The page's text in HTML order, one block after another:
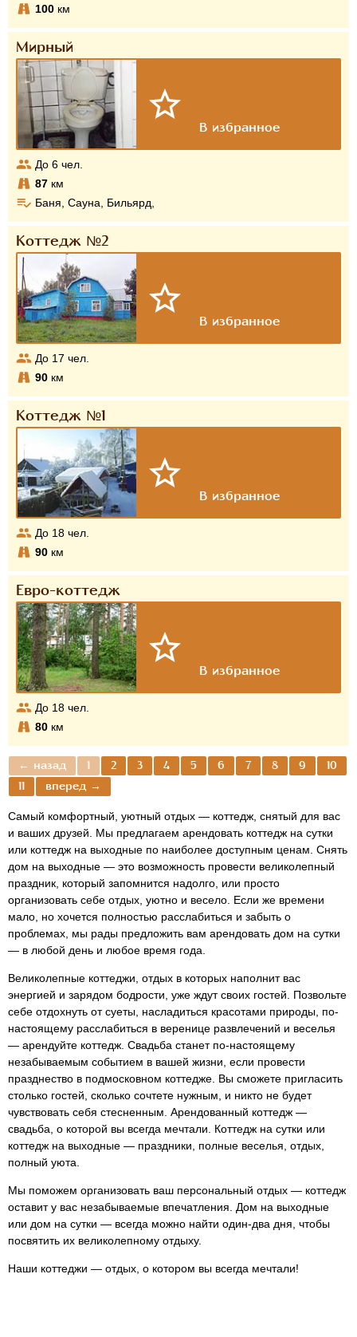
100 км
Мирный
До 6 чел.
87 км
Баня, Сауна, Бильярд,
Коттедж №2
До 17 чел.
90 км
Коттедж №1
До 18 чел.
90 км
Евро-коттедж
До 18 чел.
80 км
← назад 1 2 3 4 5 6 7 8 9
10
11
вперед →
Самый комфортный, уютный отдых — коттедж, снятый для вас
и ваших друзей. Мы предлагаем арендовать коттедж на сутки
или коттедж на выходные по наиболее доступным ценам. Снять
дом на выходные — это возможность провести великолепный
праздник, который запомнится надолго, или просто
организовать себе отдых, уютно и весело. Если же времени
мало, но хочется полностью расслабиться и забыть о
проблемах, мы рады предложить вам арендовать дом на сутки
— в любой день и любое время года.
Великолепные коттеджи, отдых в которых наполнит вас
энергией и зарядом бодрости, уже ждут своих гостей. Позвольте
себе отдохнуть от суеты, насладиться красотами природы, по-
настоящему расслабиться в веренице развлечений и веселья
— арендуйте коттедж. Свадьба станет по-настоящему
незабываемым событием в вашей жизни, если провести
празднество в подмосковном коттедже. Вы сможете пригласить
столько гостей, сколько сочтете нужным, и никто не будет
чувствовать себя стесненным. Арендованный коттедж —
свадьба, о которой вы всегда мечтали. Коттедж на сутки или
коттедж на выходные — праздники, полные веселья, отдых,
полный уюта.
Мы поможем организовать ваш персональный отдых — коттедж
оставит у вас незабываемые впечатления. Дом на выходные
или дом на сутки — всегда можно найти один-два дня, чтобы
посвятить их великолепному отдыху.
Наши коттеджи — отдых, о котором вы всегда мечтали!